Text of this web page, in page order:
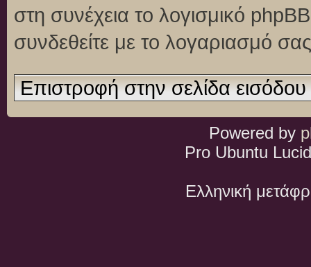
στη συνέχεια το λογισμικό
συνδεθείτε με το λογαριασμό
Επιστροφή στην σελίδα εισόδου
Powered by
Pro Ubuntu
Ελληνική